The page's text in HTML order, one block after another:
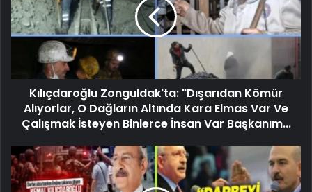
Kılıçdaroğlu Zonguldak'ta: "Dışarıdan Kömür
Alıyorlar, O Dağların Altında Kara Elmas Var Ve
Çalışmak İsteyen Binlerce İnsan Var Başkanım...